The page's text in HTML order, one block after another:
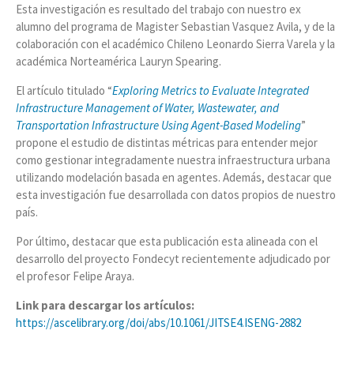
Esta investigación es resultado del trabajo con nuestro ex
alumno del programa de Magister Sebastian Vasquez Avila, y de la
colaboración con el académico Chileno Leonardo Sierra Varela y la
académica Norteamérica Lauryn Spearing.
El artículo titulado “Exploring Metrics to Evaluate Integrated
Infrastructure Management of Water, Wastewater, and
Transportation Infrastructure Using Agent-Based Modeling”
propone el estudio de distintas métricas para entender mejor
como gestionar integradamente nuestra infraestructura urbana
utilizando modelación basada en agentes. Además, destacar que
esta investigación fue desarrollada con datos propios de nuestro
país.
Por último, destacar que esta publicación esta alineada con el
desarrollo del proyecto Fondecyt recientemente adjudicado por
el profesor Felipe Araya.
Link para descargar los artículos:
https://ascelibrary.org/doi/abs/10.1061/JITSE4.ISENG-2882